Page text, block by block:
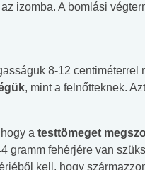
izomba. A bomlási
8-12 centiméterrel
, mint a felnőtteknek.
a testtömeget
gramm fehérjére van
kell, hogy